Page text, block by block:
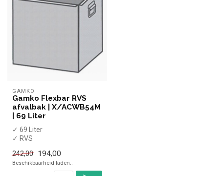
GAMKO
Gamko Flexbar RVS
afvalbak | X/ACWB54M
| 69 Liter
✓ 69 Liter
✓ RVS
cm, hoogte 42 cm
242,00 194,00
Beschikbaarheid laden..